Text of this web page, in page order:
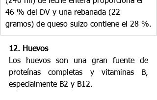
46 % del DV y una rebanada (22
gramos) de queso suizo contiene el 28 %.
12. Huevos
Los huevos son una gran fuente de
proteínas completas y vitaminas B,
especialmente B2 y B12.